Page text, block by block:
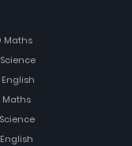
Maths
English
Maths